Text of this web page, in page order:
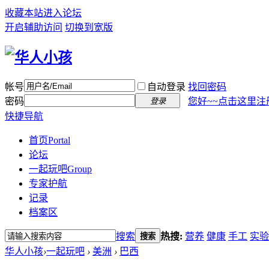
收藏本站进入论坛
开启辅助访问 切换到宽版
帐号 自动登录 找回密码
密码
登录
您好~~点击这里注
快捷导航
首页Portal
论坛
一起玩吧Group
专家护航
记录
档案区
搜索 搜索 热搜: 营养 健康 手工 实验
华人小孩›一起玩吧 › 美洲 › 巴西